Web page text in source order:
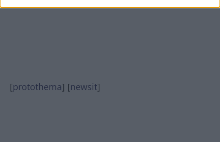
[protothema] [newsit]